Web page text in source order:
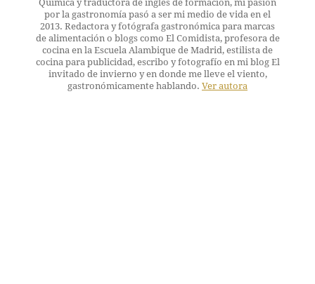
Química y traductora de inglés de formación, mi pasión
por la gastronomía pasó a ser mi medio de vida en el
2013. Redactora y fotógrafa gastronómica para marcas
de alimentación o blogs como El Comidista, profesora de
cocina en la Escuela Alambique de Madrid, estilista de
cocina para publicidad, escribo y fotografío en mi blog El
invitado de invierno y en donde me lleve el viento,
gastronómicamente hablando. Ver autora